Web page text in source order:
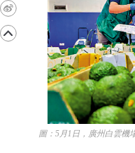
圖：5月1日，廣州白雲機